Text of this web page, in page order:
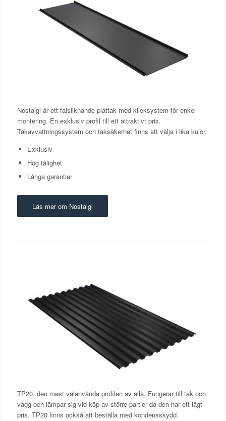
Nostalgi är ett falsliknande plåttak med klicksystem för enkel
montering. En exklusiv profil till ett attraktivt pris.
Takavvattningssystem och taksäkerhet finns att välja i lika kulör.
Exklusiv
Hög tålighet
Långa garantier
Läs mer om Nostalgi
TP20, den mest välanvända profilen av alla. Fungerar till tak och
vägg och lämpar sig vid köp av större partier då den har ett lågt
pris. TP20 finns också att beställa med kondensskydd.